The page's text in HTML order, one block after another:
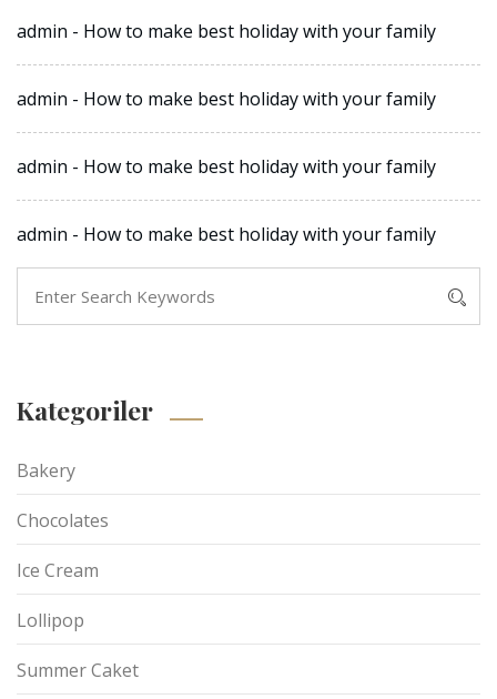
admin - How to make best holiday with your family
admin - How to make best holiday with your family
admin - How to make best holiday with your family
admin - How to make best holiday with your family
Kategoriler
Bakery
Chocolates
Ice Cream
Lollipop
Summer Caket